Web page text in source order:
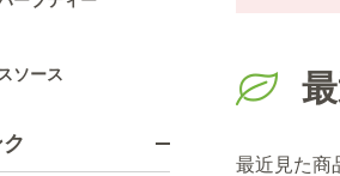
ソース
ク
最近見た商